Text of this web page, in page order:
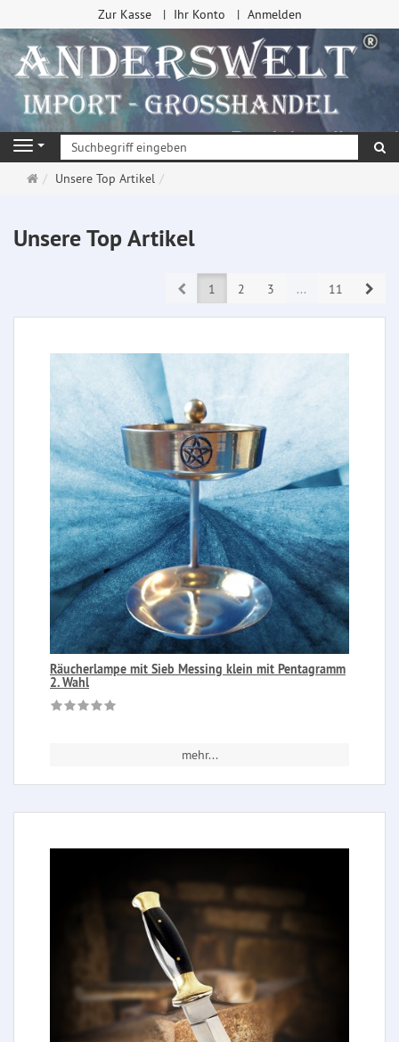
Zur Kasse Ihr Konto Anmelden
Navigation
Startseite
Unsere Top Artikel
Unsere Top Artikel
1 2 3 ... 11
Räucherlampe mit Sieb Messing klein mit Pentagramm
2. Wahl
mehr...